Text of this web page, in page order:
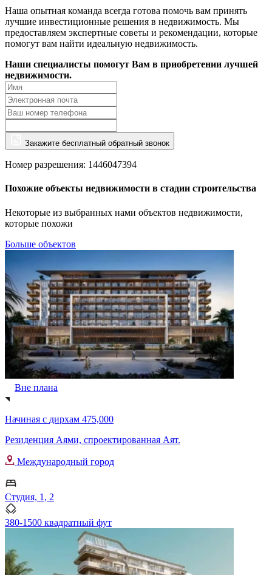
Наша опытная команда всегда готова помочь вам принять
лучшие инвестиционные решения в недвижимость. Мы
предоставляем экспертные советы и рекомендации, которые
помогут вам найти идеальную недвижимость.
Наши специалисты помогут Вам в приобретении лучшей
недвижимости.
Закажите бесплатный обратный звонок
Номер разрешения: 1446047394
Похожие объекты недвижимости в стадии строительства
Некоторые из выбранных нами объектов недвижимости,
которые похожи
Больше объектов
Вне плана
Начиная с дирхам 475,000
Резиденция Аями, спроектированная Аят.
Международный город
Студия, 1, 2
380-1500 квадратный фут